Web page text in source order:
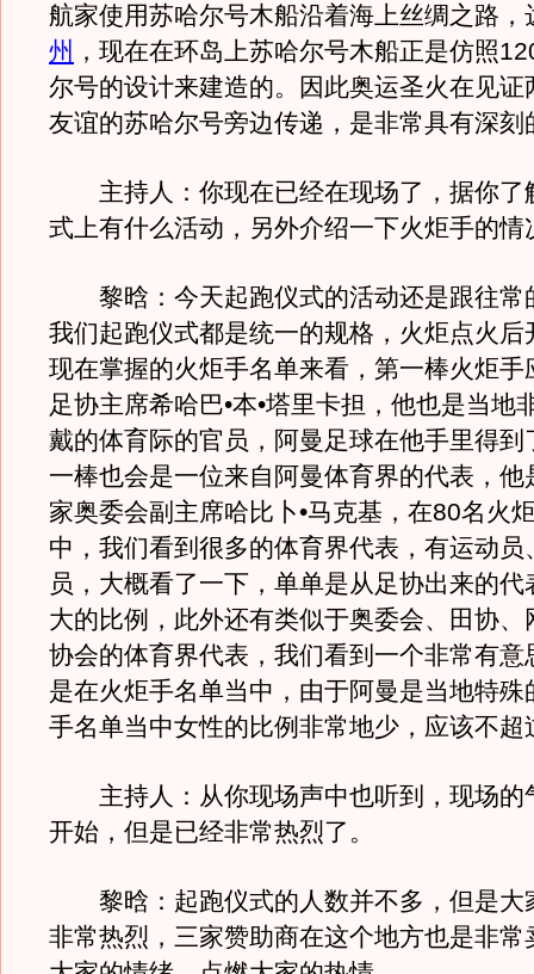
航家使用苏哈尔号木船沿着海上丝绸之路，
州 ，现在在环岛上苏哈尔号木船正是仿照
尔号的设计来建造的。因此奥运圣火在见证
友谊的苏哈尔号旁边传递，是非常具有深刻
主持人：你现在已经在现场了，据你了
式上有什么活动，另外介绍一下火炬手的情
黎晗：今天起跑仪式的活动还是跟往常
我们起跑仪式都是统一的规格，火炬点火后
现在掌握的火炬手名单来看，第一棒火炬手
足协主席希哈巴•本•塔里卡担，他也是当地
戴的体育际的官员，阿曼足球在他手里得到
一棒也会是一位来自阿曼体育界的代表，他
家奥委会副主席哈比卜•马克基，在80名火
中，我们看到很多的体育界代表，有运动员
员，大概看了一下，单单是从足协出来的代
大的比例，此外还有类似于奥委会、田协、
协会的体育界代表，我们看到一个非常有意
是在火炬手名单当中，由于阿曼是当地特殊
手名单当中女性的比例非常地少，应该不超
主持人：从你现场声中也听到，现场的
开始，但是已经非常热烈了。
黎晗：起跑仪式的人数并不多，但是大
非常热烈，三家赞助商在这个地方也是非常